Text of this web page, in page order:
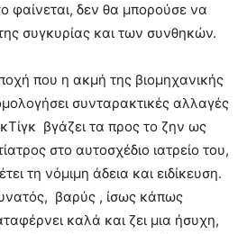
φαίνεται, δεν θα μπορούσε να
συγκυρίας και των συνθηκών.
που η ακμή της βιομηχανικής
συνταρακτικές αλλαγές
βγάζει τα προς το ζην ως
στο αυτοσχέδιο ιατρείο του,
τη νόμιμη άδεια και ειδίκευση.
βαρύς , ίσως κάπως
καλά και ζει μια ήσυχη,